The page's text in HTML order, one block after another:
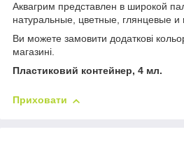
Аквагрим представлен в широкой
натуральные, цветные, глянцевые и
Ви можете замовити додаткові
магазині.
Пластиковий контейнер, 4 мл.
Приховати